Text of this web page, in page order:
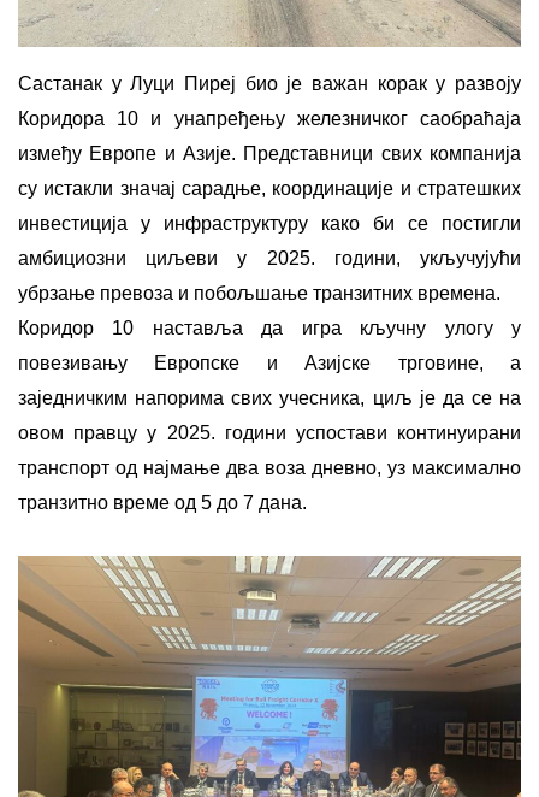
Састанак у Луци Пиреј био је важан корак у развоју
Коридора 10 и унапређењу железничког саобраћаја
између Европе и Азије. Представници свих компанија
су истакли значај сарадње, координације и стратешких
инвестиција у инфраструктуру како би се постигли
амбициозни циљеви у 2025. години, укључујући
убрзање превоза и побољшање транзитних времена.
Коридор 10 наставља да игра кључну улогу у
повезивању Европске и Азијске трговине, а
заједничким напорима свих учесника, циљ је да се на
овом правцу у 2025. години успостави континуирани
транспорт од најмање два воза дневно, уз максимално
транзитно време од 5 до 7 дана.